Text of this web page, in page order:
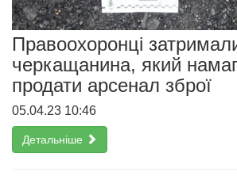
Правоохоронці
черкащанина, який
продати арсенал зброї
05.04.23 10:46
Детальніше